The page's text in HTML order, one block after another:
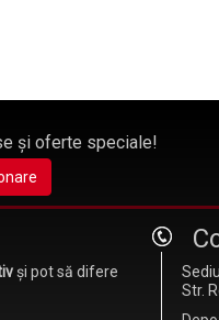
și oferte speciale!
și pot să difere
Str.